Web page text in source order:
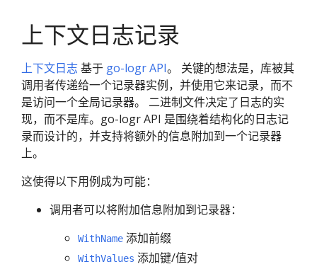
上下文日志记录
上下文日志基于 go-logr API。 关键的想法是，库被其
调用者传递给一个记录器实例，并使用它来记录，而不
是访问一个全局记录器。 二进制文件决定了日志的实
现，而不是库。go-logr API 是围绕着结构化的日志记
录而设计的，并支持将额外的信息附加到一个记录器
上。
这使得以下用例成为可能：
调用者可以将附加信息附加到记录器：
WithName 添加前缀
WithValues 添加键/值对